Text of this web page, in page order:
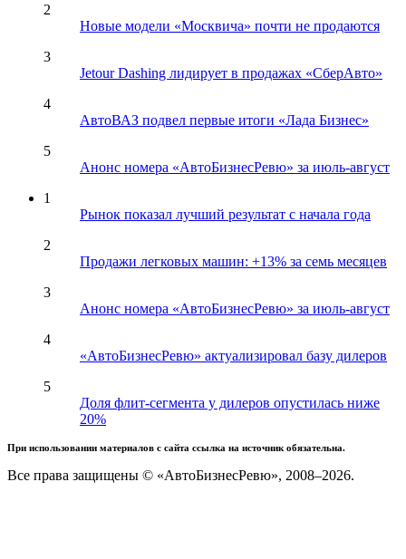
2
Новые модели «Москвича» почти не продаются
3
Jetour Dashing лидирует в продажах «СберАвто»
4
АвтоВАЗ подвел первые итоги «Лада Бизнес»
5
Анонс номера «АвтоБизнесРевю» за июль-август
1
Рынок показал лучший результат с начала года
2
Продажи легковых машин: +13% за семь месяцев
3
Анонс номера «АвтоБизнесРевю» за июль-август
4
«АвтоБизнесРевю» актуализировал базу дилеров
5
Доля флит-сегмента у дилеров опустилась ниже
20%
При использовании материалов с сайта ссылка на источник обязательна.
Все права защищены © «АвтоБизнесРевю», 2008–2026.